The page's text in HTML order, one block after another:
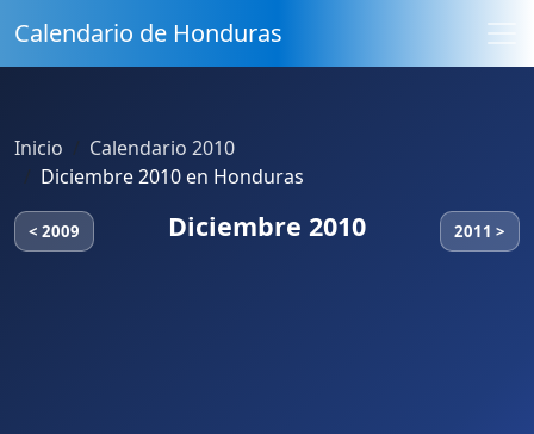
Calendario de Honduras
Inicio
Calendario 2010
Diciembre 2010 en Honduras
< 2009 Diciembre 2010 2011 >